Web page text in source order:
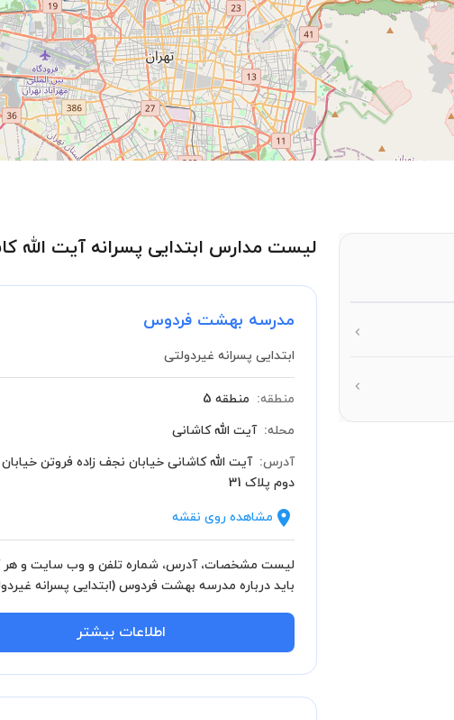
لیست مدارس ابتدایی پسرانه آیت الله کاشانی
مدرسه بهشت فردوس
ابتدایی پسرانه غیردولتی
منطقه: منطقه 5
محله: آیت الله کاشانی
آدرس: آیت الله کاشانی خیابان نجف زاده فروتن
دوم پلاک 31
مشاهده روی نقشه
لیست مشخصات، آدرس، شماره تلفن و وب سایت و هر
باید درباره مدرسه بهشت فردوس (ابتدایی پسرانه
اطلاعات بیشتر